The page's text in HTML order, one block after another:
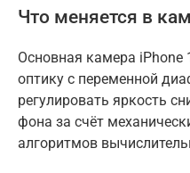
Что меняется в
Основная камера iPhone
оптику с переменной
регулировать яркость
фона за счёт
алгоритмов